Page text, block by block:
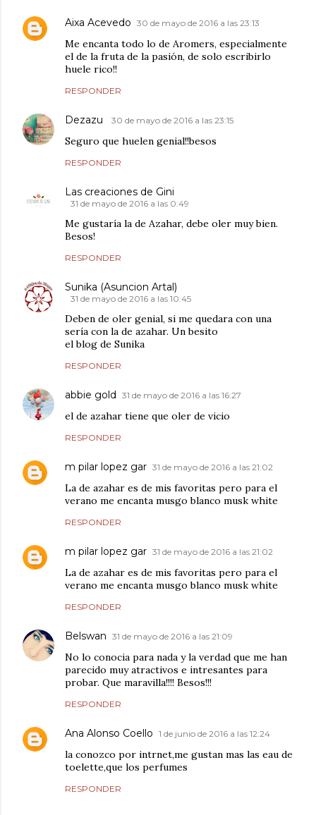
Aixa Acevedo 30 de mayo de 2016 a las 23:13
Me encanta todo lo de Aromers, especialmente
el de la fruta de la pasión, de solo escribirlo
huele rico!!
RESPONDER
Dezazu 30 de mayo de 2016 a las 23:15
Seguro que huelen genial!!besos
RESPONDER
Las creaciones de Gini
31 de mayo de 2016 a las 0:49
Me gustaría la de Azahar, debe oler muy bien.
Besos!
RESPONDER
Sunika (Asuncion Artal)
31 de mayo de 2016 a las 10:45
Deben de oler genial, si me quedara con una
sería con la de azahar. Un besito
el blog de Sunika
RESPONDER
abbie gold 31 de mayo de 2016 a las 16:27
el de azahar tiene que oler de vicio
RESPONDER
m pilar lopez gar 31 de mayo de 2016 a las 21:02
La de azahar es de mis favoritas pero para el
verano me encanta musgo blanco musk white
RESPONDER
m pilar lopez gar 31 de mayo de 2016 a las 21:02
La de azahar es de mis favoritas pero para el
verano me encanta musgo blanco musk white
RESPONDER
Belswan 31 de mayo de 2016 a las 21:09
No lo conocia para nada y la verdad que me han
parecido muy atractivos e intresantes para
probar. Que maravilla!!!! Besos!!!
RESPONDER
Ana Alonso Coello 1 de junio de 2016 a las 12:24
la conozco por intrnet,me gustan mas las eau de
toelette,que los perfumes
RESPONDER